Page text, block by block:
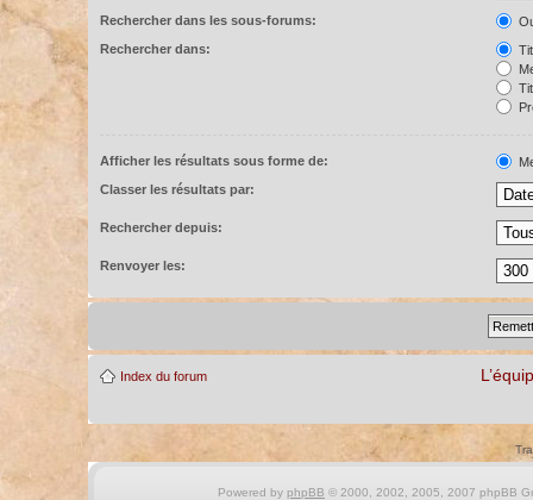
Rechercher dans les sous-forums:
Rechercher dans:
Afficher les résultats sous forme de:
Classer les résultats par:
Rechercher depuis:
Renvoyer les:
Index du forum
Powered by phpBB © 2000, 2002, 2005, 2007 phpBB